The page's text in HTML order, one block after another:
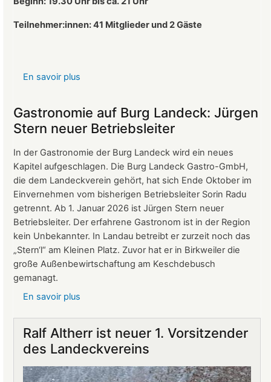
Teilnehmer:innen: 41 Mitglieder und 2 Gäste
En savoir plus
der
Mitgliederversammlung
vom
24.
März
2026
Gastronomie auf Burg Landeck: Jürgen
Stern neuer Betriebsleiter
In der Gastronomie der Burg Landeck wird ein neues
Kapitel aufgeschlagen. Die Burg Landeck Gastro-GmbH,
die dem Landeckverein gehört, hat sich Ende Oktober im
Einvernehmen vom bisherigen Betriebsleiter Sorin Radu
getrennt. Ab 1. Januar 2026 ist Jürgen Stern neuer
Betriebsleiter. Der erfahrene Gastronom ist in der Region
kein Unbekannter. In Landau betreibt er zurzeit noch das
„Stern‘l“ am Kleinen Platz. Zuvor hat er in Birkweiler die
große Außenbewirtschaftung am Keschdebusch
gemanagt.
En savoir plus
Burg
Landeck:
Jürgen
Ralf Altherr ist neuer 1. Vorsitzender
des Landeckvereins